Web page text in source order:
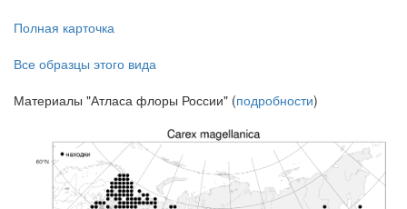
Полная карточка
Все образцы этого вида
Материалы "Атласа флоры России" (подробности)